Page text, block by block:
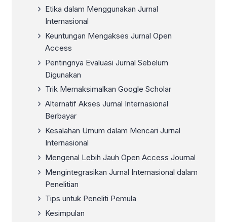
Etika dalam Menggunakan Jurnal
Internasional
Keuntungan Mengakses Jurnal Open
Access
Pentingnya Evaluasi Jurnal Sebelum
Digunakan
Trik Memaksimalkan Google Scholar
Alternatif Akses Jurnal Internasional
Berbayar
Kesalahan Umum dalam Mencari Jurnal
Internasional
Mengenal Lebih Jauh Open Access Journal
Mengintegrasikan Jurnal Internasional dalam
Penelitian
Tips untuk Peneliti Pemula
Kesimpulan